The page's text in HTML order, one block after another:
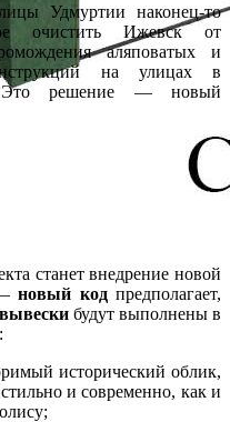
Удмуртии наконец-то
очистить Ижевск от
аляповатых и
на улицах в
Это решение — новый
станет внедрение новой
—новый кодпредполагает,
будут выполнены в
исторический облик,
и современно, как и